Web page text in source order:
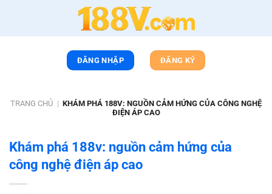
nội
ĐĂNG NHẬP ĐĂNG KÝ
TRANG CHỦ | KHÁM PHÁ 188V: NGUỒN CẢM HỨNG CỦA CÔNG NGHỆ
ĐIỆN ÁP CAO
Khám phá 188v: nguồn cảm hứng của
công nghệ điện áp cao